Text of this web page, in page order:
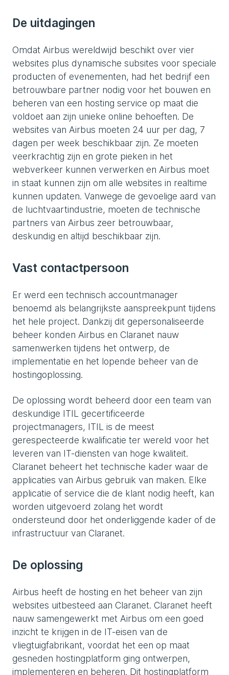
De uitdagingen
Omdat Airbus wereldwijd beschikt over vier
websites plus dynamische subsites voor speciale
producten of evenementen, had het bedrijf een
betrouwbare partner nodig voor het bouwen en
beheren van een hosting service op maat die
voldoet aan zijn unieke online behoeften. De
websites van Airbus moeten 24 uur per dag, 7
dagen per week beschikbaar zijn. Ze moeten
veerkrachtig zijn en grote pieken in het
webverkeer kunnen verwerken en Airbus moet
in staat kunnen zijn om alle websites in realtime
kunnen updaten. Vanwege de gevoelige aard van
de luchtvaartindustrie, moeten de technische
partners van Airbus zeer betrouwbaar,
deskundig en altijd beschikbaar zijn.
Vast contactpersoon
Er werd een technisch accountmanager
benoemd als belangrijkste aanspreekpunt tijdens
het hele project. Dankzij dit gepersonaliseerde
beheer konden Airbus en Claranet nauw
samenwerken tijdens het ontwerp, de
implementatie en het lopende beheer van de
hostingoplossing.
De oplossing wordt beheerd door een team van
deskundige ITIL gecertificeerde
projectmanagers, ITIL is de meest
gerespecteerde kwalificatie ter wereld voor het
leveren van IT-diensten van hoge kwaliteit.
Claranet beheert het technische kader waar de
applicaties van Airbus gebruik van maken. Elke
applicatie of service die de klant nodig heeft, kan
worden uitgevoerd zolang het wordt
ondersteund door het onderliggende kader of de
infrastructuur van Claranet.
De oplossing
Airbus heeft de hosting en het beheer van zijn
websites uitbesteed aan Claranet. Claranet heeft
nauw samengewerkt met Airbus om een goed
inzicht te krijgen in de IT-eisen van de
vliegtuigfabrikant, voordat het een op maat
gesneden hostingplatform ging ontwerpen,
implementeren en beheren. Dit hostingplatform